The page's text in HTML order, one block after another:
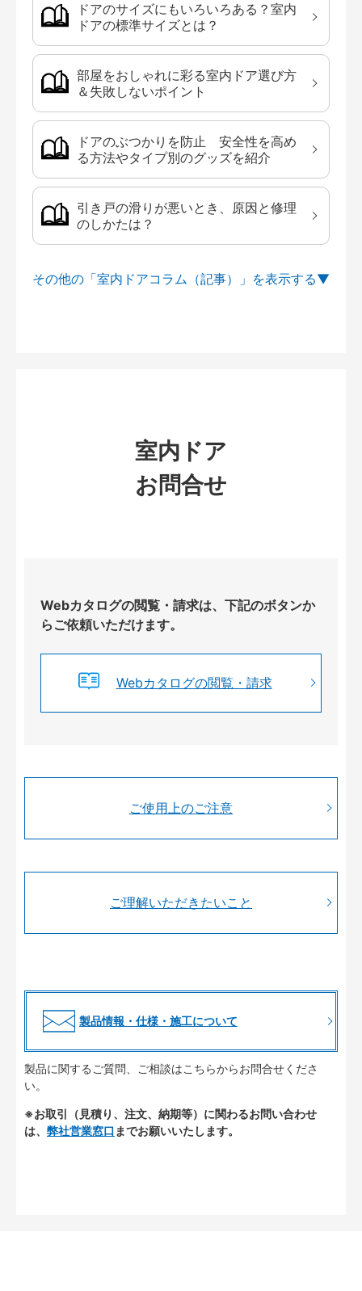
ドアのサイズにもいろいろある？室内
ドアの標準サイズとは？
部屋をおしゃれに彩る室内ドア選び方
＆失敗しないポイント
ドアのぶつかりを防止 安全性を高め
る方法やタイプ別のグッズを紹介
引き戸の滑りが悪いとき、原因と修理
のしかたは？
その他の「室内ドアコラム（記事）」を
室内ドア
お問合せ
Webカタログの閲覧・請求は、下記のボタンか
らご依頼いただけます。
Webカタログの閲覧・請求
ご使用上のご注意
ご理解いただきたいこと
製品情報・仕様・施工について
製品に関するご質問、ご相談はこちらからお問合せくださ
い。
※お取引（見積り、注文、納期等）に関わるお問い合わせ
は、 弊社営業窓口 までお願いいたします。